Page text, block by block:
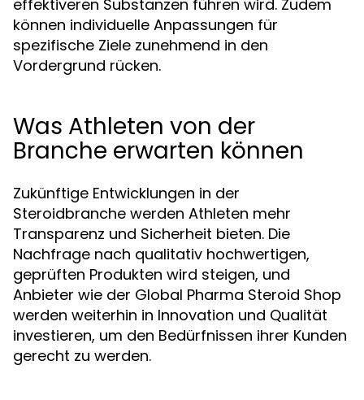
effektiveren Substanzen führen wird. Zudem
können individuelle Anpassungen für
spezifische Ziele zunehmend in den
Vordergrund rücken.
Was Athleten von der
Branche erwarten können
Zukünftige Entwicklungen in der
Steroidbranche werden Athleten mehr
Transparenz und Sicherheit bieten. Die
Nachfrage nach qualitativ hochwertigen,
geprüften Produkten wird steigen, und
Anbieter wie der Global Pharma Steroid Shop
werden weiterhin in Innovation und Qualität
investieren, um den Bedürfnissen ihrer Kunden
gerecht zu werden.